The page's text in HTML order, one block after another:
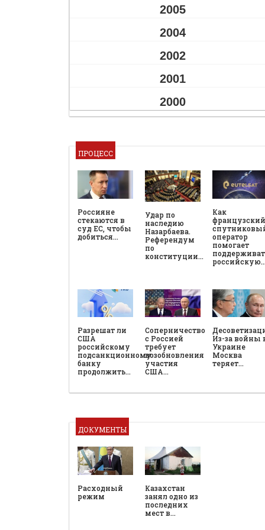
2005
2004
2002
2001
2000
ПРОЦЕСС
Россияне
стекаются в
суд ЕС, чтобы
добиться…
Удар по
наследию
Назарбаева.
Референдум
по
конституции…
Как
французский
оператор
помогает
российскую…
Разрешат ли
США
российскому
подсанкционному
банку
продолжить…
Соперничество
с Россией
требует
возобновления
участия
США…
Из-за войны
Украине
Москва
теряет…
ДОКУМЕНТЫ
Расходный
режим
Казахстан
занял одно из
последних
мест в…